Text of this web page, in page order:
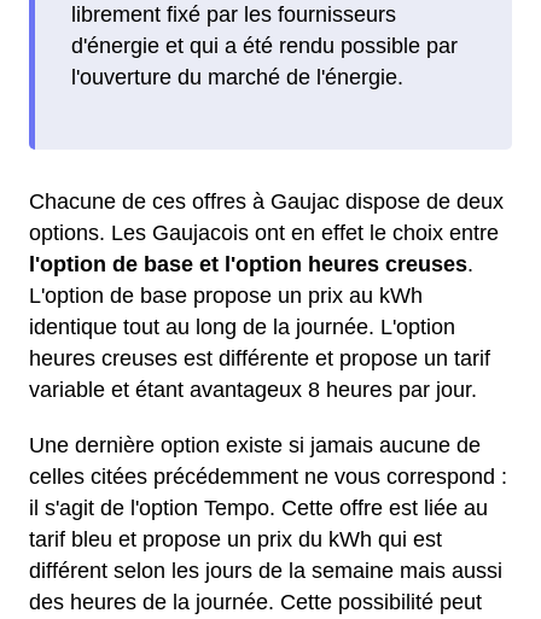
librement fixé par les fournisseurs
d'énergie et qui a été rendu possible par
l'ouverture du marché de l'énergie.
Chacune de ces offres à Gaujac dispose de deux
options. Les Gaujacois ont en effet le choix entre
l'option de base et l'option heures creuses.
L'option de base propose un prix au kWh
identique tout au long de la journée. L'option
heures creuses est différente et propose un tarif
variable et étant avantageux 8 heures par jour.
Une dernière option existe si jamais aucune de
celles citées précédemment ne vous correspond :
il s'agit de l'option Tempo. Cette offre est liée au
tarif bleu et propose un prix du kWh qui est
différent selon les jours de la semaine mais aussi
des heures de la journée. Cette possibilité peut